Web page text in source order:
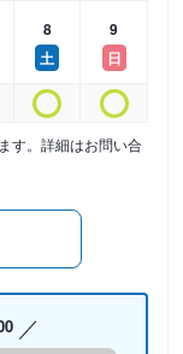
8
土
9
日
す。詳細はお問い合